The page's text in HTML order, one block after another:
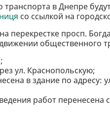
в Днепре
со ссылкой на
перекрестке просп.
общественного
ул. Краснопольскую;
в здание по адресу:
работ перенесена